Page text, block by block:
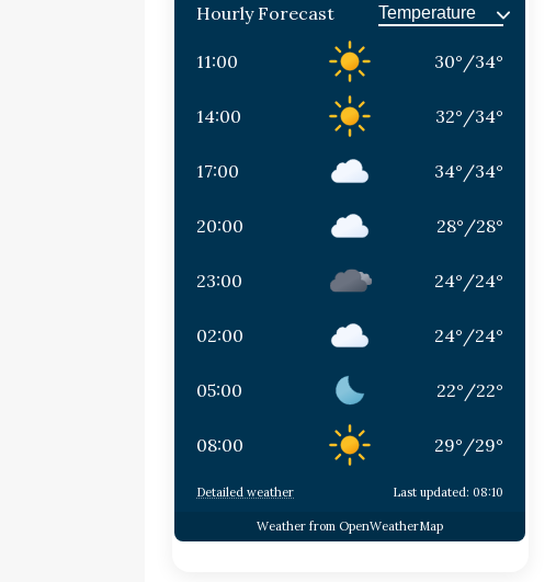
Hourly Forecast
11:00 30° /34°
14:00 32° /34°
17:00 34° /34°
20:00 28° /28°
23:00 24° /24°
02:00 24° /24°
05:00 22° /22°
08:00 29° /29°
Detailed weather Last updated: 08:10
Weather from OpenWeatherMap